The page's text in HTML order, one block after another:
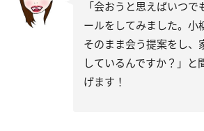
「会おうと思えばいつ
ールをしてみました。小
そのまま会う提案をし、
しているんですか？」と
げます！